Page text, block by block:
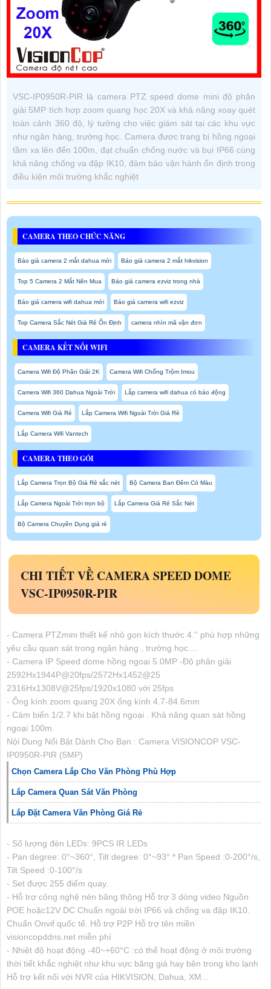
VSC-IP0950R-PIR là camera PTZ speed dome mini độ phân
giải 5MP tích hợp zoom quang học 20X và khả năng xoay quét
toàn cảnh 360 độ, lý tưởng cho việc giám sát tại các khu vực
như ngân hàng, trường học. Camera được trang bị hồng ngoại
tầm xa lên đến 100m, đạt chuẩn chống nước và bụi IP66 cùng
khả năng chống va đập IK10, đảm bảo vận hành ổn định trong
điều kiện môi trường khắc nghiệt
CAMERA THEO CHỨC NĂNG
Báo giá camera 2 mắt dahua mới Báo giá camera 2 mắt hikvision
Top 5 Camera 2 Mắt Nên Mua Báo giá camera ezviz trong nhà
Báo giá camera wifi dahua mới Báo giá camera wifi ezviz
Top Camera Sắc Nét Giá Rẻ Ổn Định camera nhìn mã vận đơn
CAMERA KẾT NỐI WIFI
Camera Wifi Độ Phân Giải 2K Camera Wifi Chống Trộm Imou
Camera Wifi 360 Dahua Ngoài Trời Lắp camera wifi dahua có báo động
Camera Wifi Giá Rẻ Lắp Camera Wifi Ngoài Trời Giá Rẻ
Lắp Camera Wifi Vantech
CAMERA THEO GÓI
Lắp Camera Trọn Bộ Giá Rẻ sắc nét Bộ Camera Ban Đêm Có Màu
Lắp Camera Ngoài Trời trọn bộ Lắp Camera Giá Rẻ Sắc Nét
Bộ Camera Chuyên Dụng giá rẻ
CHI TIẾT VỀ CAMERA SPEED DOME
VSC-IP0950R-PIR
- Camera PTZmini thiết kế nhỏ gọn kích thước 4.'' phù hợp những
yêu cầu quan sát trong ngân hàng , trường học....
- Camera IP Speed dome hồng ngoại 5.0MP -Độ phân giải
2592Hx1944P@20fps/2572Hx1452@25
2316Hx1308V@25fps/1920x1080 với 25fps
- Ống kính zoom quang 20X ống kính 4.7-84.6mm
- Cảm biến 1/2.7 khi bật hồng ngoại . Khả năng quan sát hồng
ngoại 100m.
Nội Dung Nổi Bật Dành Cho Bạn : Camera VISIONCOP VSC-
IP0950R-PIR (5MP)
Chọn Camera Lắp Cho Văn Phòng Phù Hợp
Lắp Camera Quan Sát Văn Phòng
Lắp Đặt Camera Văn Phòng Giá Rẻ
- Số lượng đèn LEDs: 9PCS IR LEDs
- Pan degree: 0°~360°, Tilt degree: 0°~93° * Pan Speed :0-200°/s,
Tilt Speed :0-100°/s
- Set được 255 điểm quay.
- Hỗ trợ công nghệ nén băng thông Hỗ trợ 3 dòng video Nguồn
POE hoặc12V DC Chuẩn ngoài trời IP66 và chống va đập IK10.
Chuẩn Onvif quốc tế. Hỗ trợ P2P Hỗ trợ tên miền
visioncopddns.net miễn phí
- Nhiệt độ hoạt động -40~+60°C :có thể hoạt động ở môi trường
thời tiết khắc nghiệt như khu vực băng giá hay bên trong kho lạnh
Hỗ trợ kết nối với NVR của HIKVISION, Dahua, XM...